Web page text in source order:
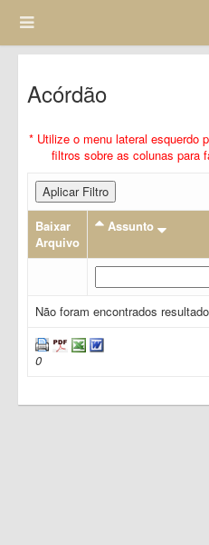
Acórdão
* Utilize o menu lateral esquerdo
filtros sobre as colunas para
Aplicar Filtro
Baixar
Arquivo
Assunto
Não foram encontrados
0